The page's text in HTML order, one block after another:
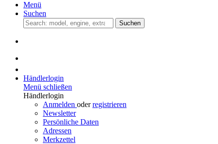
Menü
Suchen
Suchen
Händlerlogin
Menü schließen
Händlerlogin
Anmelden oderregistrieren
Newsletter
Persönliche Daten
Adressen
Merkzettel